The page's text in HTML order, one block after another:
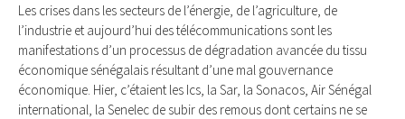
Les crises dans les secteurs de l’énergie, de l’agriculture, de
l’industrie et aujourd’hui des télécommunications sont les
manifestations d’un processus de dégradation avancée du tissu
économique sénégalais résultant d’une mal gouvernance
économique. Hier, c’étaient les Ics, la Sar, la Sonacos, Air Sénégal
international, la Senelec de subir des remous dont certains ne se